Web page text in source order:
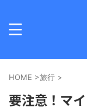
HOME >旅行 >
要注意！マ